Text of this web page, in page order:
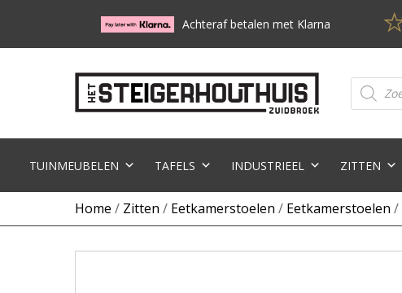
Achteraf betalen met Klarna
zoeken
TUINMEUBELEN TAFELS INDUSTRIEEL ZITTEN
Home / Zitten / Eetkamerstoelen / Eetkamerstoelen /